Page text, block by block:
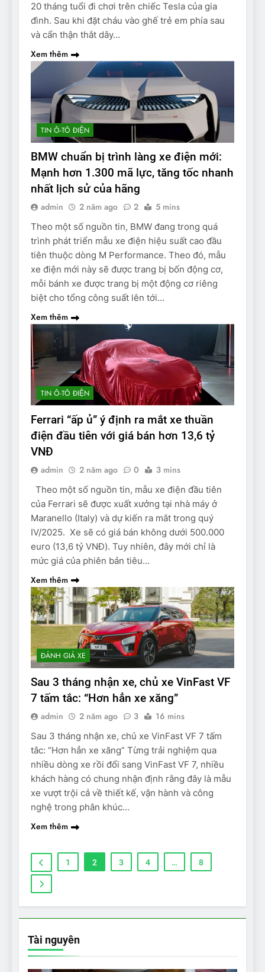
Tài nguyên
20 tháng tuổi đi chơi trên chiếc Tesla của gia
đình. Sau khi đặt cháu vào ghế trẻ em phía sau
và cẩn thận thắt dây…
Xem thêm
TIN Ô-TÔ ĐIỆN
BMW chuẩn bị trình làng xe điện mới:
Mạnh hơn 1.300 mã lực, tăng tốc nhanh
nhất lịch sử của hãng
admin 2 năm ago 2 5 mins
Theo một số nguồn tin, BMW đang trong quá
trình phát triển mẫu xe điện hiệu suất cao đầu
tiên thuộc dòng M Performance. Theo đó, mẫu
xe điện mới này sẽ được trang bị bốn động cơ,
mỗi bánh xe được trang bị một động cơ riêng
biệt cho tổng công suất lên tới…
Xem thêm
TIN Ô-TÔ ĐIỆN
Ferrari “ấp ủ” ý định ra mắt xe thuần
điện đầu tiên với giá bán hơn 13,6 tỷ
VNĐ
admin 2 năm ago 0 3 mins
Theo một số nguồn tin, mẫu xe điện đầu tiên
của Ferrari sẽ được xuất xưởng tại nhà máy ở
Maranello (Italy) và dự kiến ra mắt trong quý
IV/2025. Xe sẽ có giá bán không dưới 500.000
euro (13,6 tỷ VNĐ). Tuy nhiên, đây mới chỉ là
mức giá của phiên bản tiêu…
Xem thêm
ĐÁNH GIÁ XE
Sau 3 tháng nhận xe, chủ xe VinFast VF
7 tấm tắc: “Hơn hẳn xe xăng”
admin 2 năm ago 3 16 mins
Sau 3 tháng nhận xe, chủ xe VinFast VF 7 tấm
tắc: “Hơn hẳn xe xăng” Từng trải nghiệm qua
nhiều dòng xe rồi đổi sang VinFast VF 7, nhiều
khách hàng có chung nhận định rằng đây là mẫu
xe vượt trội cả về thiết kế, vận hành và công
nghệ trong phân khúc…
Xem thêm
1 2 3 4 … 8